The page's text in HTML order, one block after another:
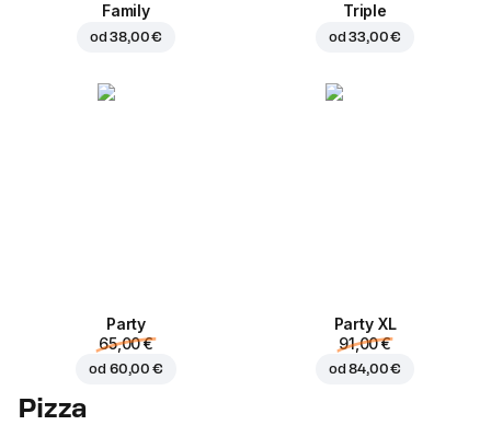
Family
od38,00 €
Triple
od33,00 €
Party
65,00 €
od 60,00 €
Party XL
91,00 €
od84,00 €
Pizza